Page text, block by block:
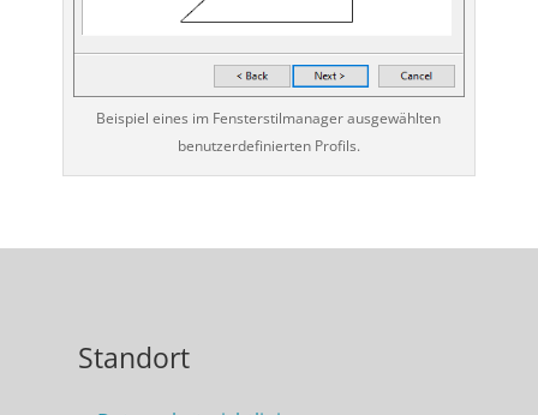
Beispiel eines im Fensterstilmanager ausgewählten
benutzerdefinierten Profils.
Standort